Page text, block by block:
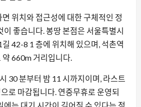
위치와 접근성에 대한 구체적인 정
이 좋습니다. 봉땅 본점은 서울특별시
42-8 1 층에 위치해 있으며, 석촌역
약 660m 거리입니다.
30 분부터 밤 11 시까지이며, 라스트
로 마감됩니다. 연중무휴로 운영되